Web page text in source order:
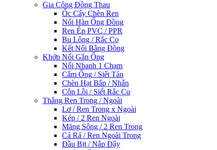
Gia Công Đồng Thau
Ốc Cấy Chèn Ren
Nối Hàn Ống Đồng
Ren Ép PVC / PPR
Bu Lông / Rắc Co
Kết Nối Bằng Đồng
Khớp Nối Gắn Ống
Nối Nhanh 1 Chạm
Cắm Ống / Siết Tán
Chèn Hạt Bắp / Nhẫn
Côn Lồi / Siết Rắc Co
Thẳng Ren Trong / Ngoài
Lơ / Ren Trong x Ngoài
Kép / 2 Ren Ngoài
Măng Sông / 2 Ren Trong
Cả Rá / Ren Ngoài Trong
Đầu Bịt / Nắp Đậy